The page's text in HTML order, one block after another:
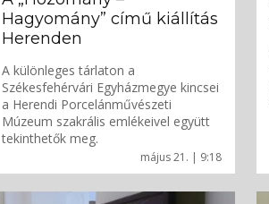
május 21. | 9:18
Hagyomány” című kiállítás
Herenden
A különleges tárlaton a
Székesfehérvári Egyházmegye kincsei
a Herendi Porcelánművészeti
Múzeum szakrális emlékeivel együtt
tekinthetők meg.